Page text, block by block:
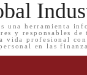
una herramienta
y responsables de
vida profesional
en las